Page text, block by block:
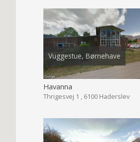
Vuggestue, Børnehave
Havanna
Thrigesvej 1 , 6100 Haderslev